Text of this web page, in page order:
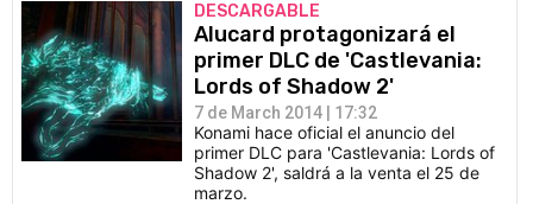
DESCARGABLE
Alucard protagonizará el
primer DLC de 'Castlevania:
Lords of Shadow 2'
7 de March 2014 | 17:32
Konami hace oficial el anuncio del
primer DLC para 'Castlevania: Lords of
Shadow 2', saldrá a la venta el 25 de
marzo.